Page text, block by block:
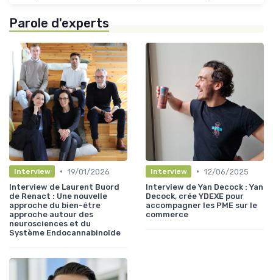
Parole d'experts
Interview • 19/01/2026
Interview de Laurent Buord
de Renact : Une nouvelle
approche du bien-être
approche autour des
neurosciences et du
Système Endocannabinoïde
Interview • 12/06/2025
Interview de Yan Decock : Yan
Decock, crée YDEXE pour
accompagner les PME sur le
commerce